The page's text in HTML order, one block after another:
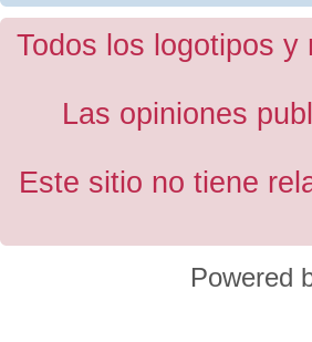
Todos los logotipos
Las opiniones
Este sitio no tiene
Powered